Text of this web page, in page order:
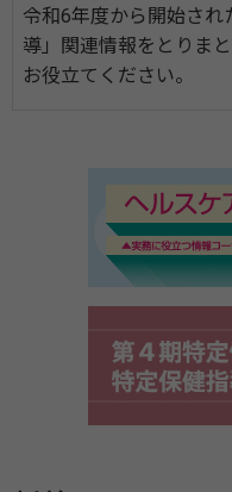
令和6年度から開始さ
導」関連情報をとりま
お役立てください。